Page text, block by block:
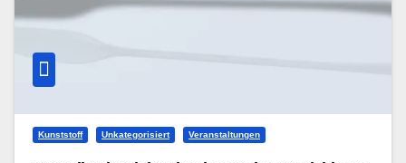
Kunststoff Unkategorisiert Veranstaltungen